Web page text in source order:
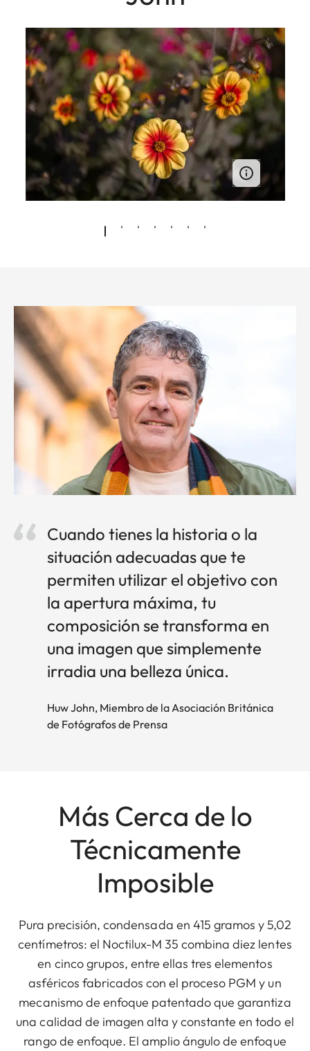
Cuando tienes la historia o la
situación adecuadas que te
permiten utilizar el objetivo con
la apertura máxima, tu
composición se transforma en
una imagen que simplemente
irradia una belleza única.
Huw John, Miembro de la Asociación Británica
de Fotógrafos de Prensa
Más Cerca de lo
Técnicamente
Imposible
Pura precisión, condensada en 415 gramos y 5,02
centímetros: el Noctilux-M 35 combina diez lentes
en cinco grupos, entre ellas tres elementos
asféricos fabricados con el proceso PGM y un
mecanismo de enfoque patentado que garantiza
una calidad de imagen alta y constante en todo el
rango de enfoque. El amplio ángulo de enfoque